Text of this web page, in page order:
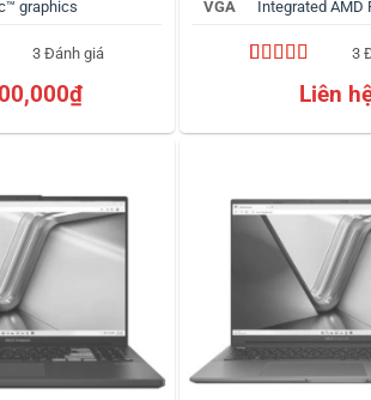
graphics
3 Đánh giá
₫
VGA
trên 5
dựa trên
3
Liên